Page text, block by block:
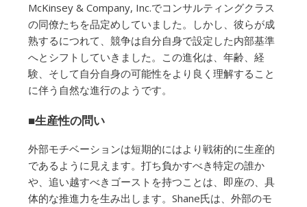
McKinsey & Company, Inc.でコンサルティングクラス
の同僚たちを品定めしていました。しかし、彼らが成
熟するにつれて、競争は自分自身で設定した内部基準
へとシフトしていきました。この進化は、年齢、経
験、そして自分自身の可能性をより良く理解すること
に伴う自然な進行のようです。
■生産性の問い
外部モチベーションは短期的にはより戦術的に生産的
であるように見えます。打ち負かすべき特定の誰か
や、追い越すべきゴーストを持つことは、即座の、具
体的な推進力を生み出します。Shane氏は、外部のモ